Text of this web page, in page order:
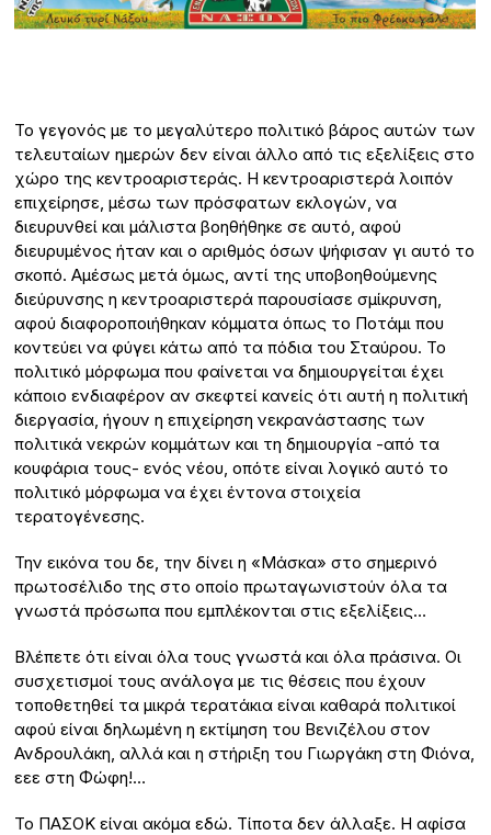
Το γεγονός με το μεγαλύτερο πολιτικό βάρος αυτών των
τελευταίων ημερών δεν είναι άλλο από τις εξελίξεις στο
χώρο της κεντροαριστεράς. Η κεντροαριστερά λοιπόν
επιχείρησε, μέσω των πρόσφατων εκλογών, να
διευρυνθεί και μάλιστα βοηθήθηκε σε αυτό, αφού
διευρυμένος ήταν και ο αριθμός όσων ψήφισαν γι αυτό το
σκοπό. Αμέσως μετά όμως, αντί της υποβοηθούμενης
διεύρυνσης η κεντροαριστερά παρουσίασε σμίκρυνση,
αφού διαφοροποιήθηκαν κόμματα όπως το Ποτάμι που
κοντεύει να φύγει κάτω από τα πόδια του Σταύρου. Το
πολιτικό μόρφωμα που φαίνεται να δημιουργείται έχει
κάποιο ενδιαφέρον αν σκεφτεί κανείς ότι αυτή η πολιτική
διεργασία, ήγουν η επιχείρηση νεκρανάστασης των
πολιτικά νεκρών κομμάτων και τη δημιουργία -από τα
κουφάρια τους- ενός νέου, οπότε είναι λογικό αυτό το
πολιτικό μόρφωμα να έχει έντονα στοιχεία
τερατογένεσης.
Την εικόνα του δε, την δίνει η «Μάσκα» στο σημερινό
πρωτοσέλιδο της στο οποίο πρωταγωνιστούν όλα τα
γνωστά πρόσωπα που εμπλέκονται στις εξελίξεις…
Βλέπετε ότι είναι όλα τους γνωστά και όλα πράσινα. Οι
συσχετισμοί τους ανάλογα με τις θέσεις που έχουν
τοποθετηθεί τα μικρά τερατάκια είναι καθαρά πολιτικοί
αφού είναι δηλωμένη η εκτίμηση του Βενιζέλου στον
Ανδρουλάκη, αλλά και η στήριξη του Γιωργάκη στη Φιόνα,
εεε στη Φώφη!…
Το ΠΑΣΟΚ είναι ακόμα εδώ. Τίποτα δεν άλλαξε. Η αφίσα